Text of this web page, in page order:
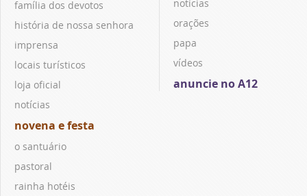
família dos devotos
história de nossa senhora
imprensa
locais turísticos
loja oficial
notícias
novena e festa
o santuário
pastoral
rainha hotéis
notícias
orações
papa
vídeos
anuncie no A12